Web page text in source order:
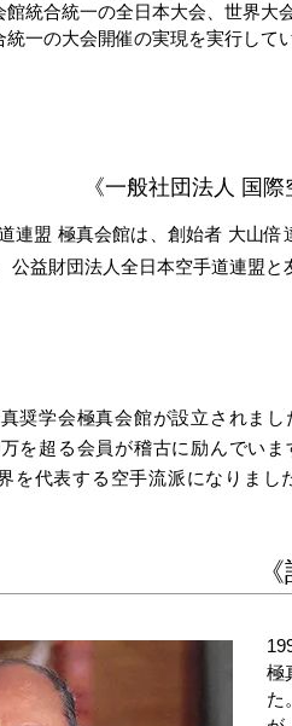
統合統一の全日本大会、世界大
一の大会開催の実現を実行して
《一般社団法人 国
連盟 極真会館は、創始者 大山
公益財団法人全日本空手道連盟
奨学会極真会館が設立されま
を超る会員が稽古に励んでい
を代表する空手流派になりまし
極
た